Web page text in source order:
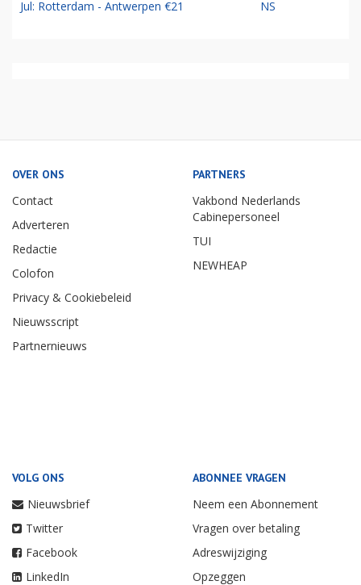
Jul: Rotterdam - Antwerpen €21 NS
OVER ONS
Contact
Adverteren
Redactie
Colofon
Privacy & Cookiebeleid
Nieuwsscript
Partnernieuws
PARTNERS
Vakbond Nederlands
Cabinepersoneel
TUI
NEWHEAP
VOLG ONS
Nieuwsbrief
Twitter
Facebook
LinkedIn
ABONNEE VRAGEN
Neem een Abonnement
Vragen over betaling
Adreswijziging
Opzeggen